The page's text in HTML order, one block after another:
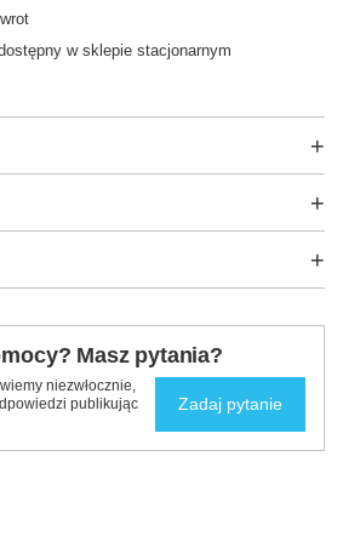
w sklepie stacjonarnym
Masz pytania?
niezwłocznie,
publikując
Zadaj pytanie